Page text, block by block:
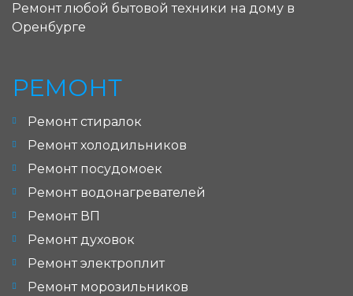
Ремонт любой бытовой техники на дому в
Оренбурге
РЕМОНТ
Ремонт стиралок
Ремонт холодильников
Ремонт посудомоек
Ремонт водонагревателей
Ремонт ВП
Ремонт духовок
Ремонт электроплит
Ремонт морозильников